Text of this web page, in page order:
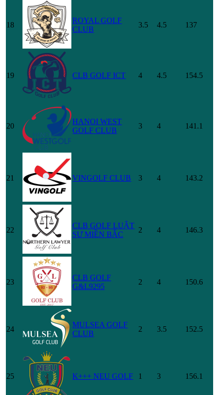
18
ROYAL GOLF
CLUB
3.5 4.5 137
19 CLB GOLF ICT 4 4.5 154.5
20
HANOI WEST
GOLF CLUB
3 4 141.1
21 VINGOLF CLUB 3 4 143.2
22
CLB GOLF LUẬT
SƯ MIỀN BẮC
2 4 146.3
23
CLB GOLF
G&L9295
2 4 150.6
24
MULSEA GOLF
CLUB
2 3.5 152.5
25 K+++ NEU GOLF 1 3 156.1